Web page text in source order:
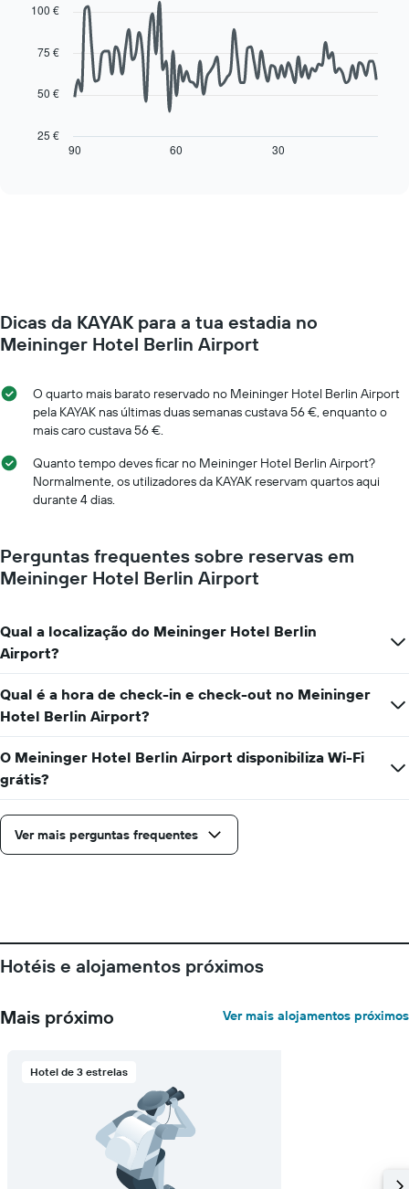
semana
gráfico
apresenta
semana
um
quarto
numa
with
data
points.
seguinte
data
da
estadia
gráfico
apresenta
de
dias
antes
abcissa
O
o
preço
médio
de
um
quarto
numa
ordenada
90 60 30
25 €
50 €
75 €
100 €
Dicas da KAYAK para a tua estadia no
Meininger Hotel Berlin Airport
O quarto mais barato reservado no Meininger Hotel Berlin Airport
pela KAYAK nas últimas duas semanas custava 56 €, enquanto o
mais caro custava 56 €.
Quanto tempo deves ficar no Meininger Hotel Berlin Airport?
Normalmente, os utilizadores da KAYAK reservam quartos aqui
durante 4 dias.
Perguntas frequentes sobre reservas em
Meininger Hotel Berlin Airport
Qual a localização do Meininger Hotel Berlin
Airport?
Qual é a hora de check-in e check-out no Meininger
Hotel Berlin Airport?
O Meininger Hotel Berlin Airport disponibiliza Wi-Fi
grátis?
Ver mais perguntas frequentes
Hotéis e alojamentos próximos
Mais próximo Ver mais alojamentos próximos
Hotel de 3 estrelas